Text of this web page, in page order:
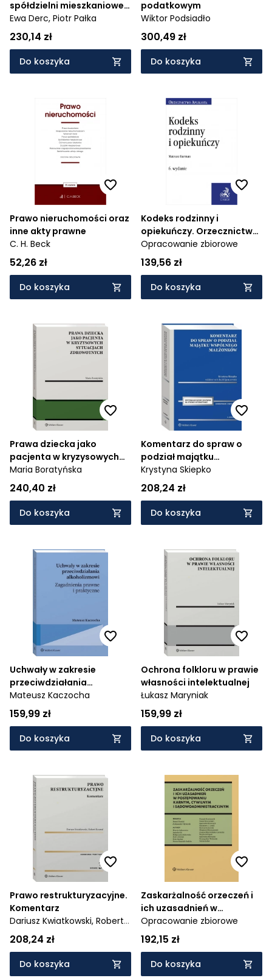
spółdzielni mieszkaniowej
+ wzory do pobrania
Ewa Derc, Piotr Pałka
230,14 zł
Do koszyka
podatkowym
Wiktor Podsiadło
300,49 zł
Do koszyka
Prawo nieruchomości oraz
inne akty prawne
C. H. Beck
52,26 zł
Do koszyka
Kodeks rodzinny i
opiekuńczy. Orzecznictwo
Aplikanta
Opracowanie zbiorowe
139,56 zł
Do koszyka
Prawa dziecka jako
pacjenta w kryzysowych
sytuacjach zdrowotnych
Maria Boratyńska
240,40 zł
Do koszyka
Komentarz do spraw o
podział majątku
wspólnego małżonków
Krystyna Skiepko
208,24 zł
Do koszyka
Uchwały w zakresie
przeciwdziałania
alkoholizmowi
Mateusz Kaczocha
159,99 zł
Do koszyka
Ochrona folkloru w prawie
własności intelektualnej
Łukasz Maryniak
159,99 zł
Do koszyka
Prawo restrukturyzacyjne.
Komentarz
Dariusz Kwiatkowski, Robert
Kosmal
208,24 zł
Do koszyka
Zaskarżalność orzeczeń i
ich uzasadnień w
postępowaniu karnym,
cywilnym i
sądowoadministracyjnym
Opracowanie zbiorowe
192,15 zł
Do koszyka